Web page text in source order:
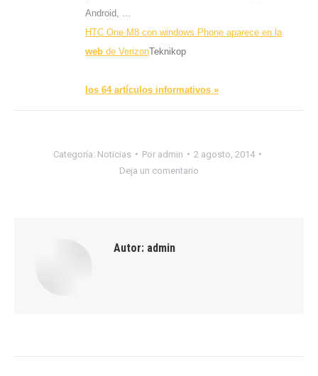
Android, …
HTC One M8 con windows Phone aparece en la
web de VerizonTeknikop
los 64 artículos informativos »
Categoría: Noticias Por admin
2 agosto, 2014
Deja un comentario
Autor: admin